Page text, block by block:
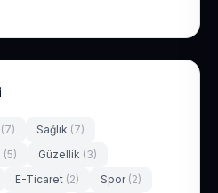
(7) Sağlık (7)
(5) Güzellik (3)
E-Ticaret (2) Spor (2)